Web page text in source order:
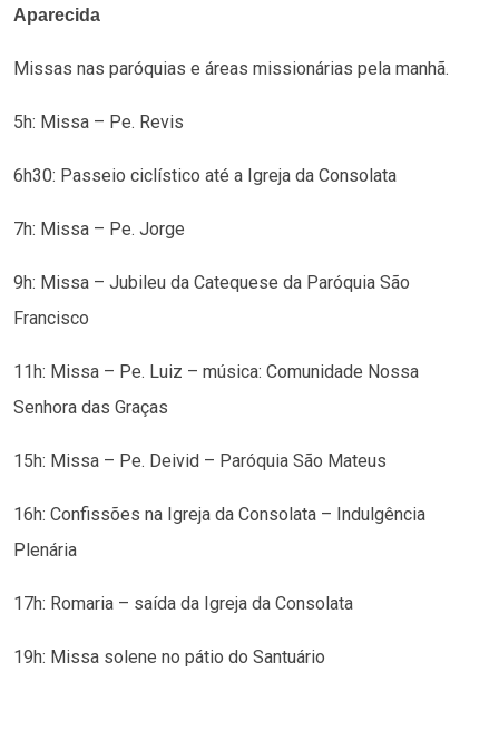
Aparecida
Missas nas paróquias e áreas missionárias pela manhã.
5h: Missa – Pe. Revis
6h30: Passeio ciclístico até a Igreja da Consolata
7h: Missa – Pe. Jorge
9h: Missa – Jubileu da Catequese da Paróquia São
Francisco
11h: Missa – Pe. Luiz – música: Comunidade Nossa
Senhora das Graças
15h: Missa – Pe. Deivid – Paróquia São Mateus
16h: Confissões na Igreja da Consolata – Indulgência
Plenária
17h: Romaria – saída da Igreja da Consolata
19h: Missa solene no pátio do Santuário